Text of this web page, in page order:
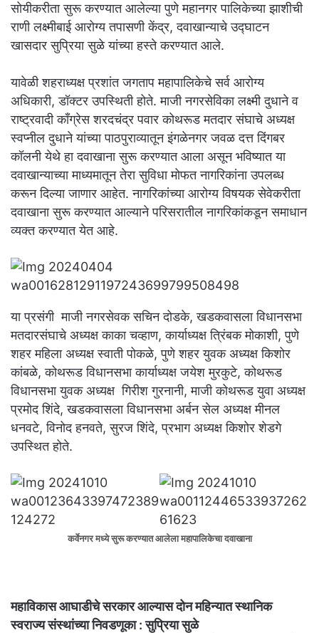
सोयीकरीता सुरू करण्यात आलेल्या पुणे महानगर पालिकेच्या झाशीची
राणी लक्ष्मीबाई आरोग्य तपासणी केंद्र, दवाखान्याचे उद्घाटन
खासदार सुप्रिया सुळे यांच्या हस्ते करण्यात आले.
यावेळी शहराध्यक्ष प्रशांत जगताप महापालिकेचे सर्व आरोग्य
अधिकारी, डॉक्टर उपस्थिती होते. माजी नगरसेविका लक्ष्मी दुधाने व
राष्ट्रवादी काँग्रेस शरदचंद्र पवार कोथरूड मतदार संघाचे अध्यक्ष
स्वप्नील दुधाने यांच्या पाठपुराव्यातून इंगळेनगर जवळ दत्त दिंगबर
कॉलनी येथे हा दवाखाना सुरू करण्यात आला असून भविष्यात या
दवाखान्याच्या माध्यमातून तेरा सुविधा मोफत नागरिकांना उपलब्ध
करून दिल्या जाणार आहेत. नागरिकांच्या आरोग्य विषयक सेवेकरीता
दवाखाना सुरू करण्यात आल्याने परिसरातील नागरिकांकडून समाधान
व्यक्त करण्यात येत आहे.
या प्रसंगी माजी नगरसेवक सचिन दोडके, खडकवासला विधानसभा
मतदारसंघाचे अध्यक्ष काका चव्हाण, कार्याध्यक्ष त्रिंबक मोकाशी, पुणे
शहर महिला अध्यक्ष स्वाती पोकळे, पुणे शहर युवक अध्यक्ष किशोर
कांबळे, कोथरूड विधानसभा कार्याध्यक्ष जयेश मुरकुटे, कोथरूड
विधानसभा युवक अध्यक्ष गिरीश गुरनानी, माजी कोथरूड युवा अध्यक्ष
प्रमोद शिंदे, खडकवासला विधानसभा अर्बन सेल अध्यक्ष मीनल
धनवटे, विनोद हनवते, सुरज शिंदे, प्रभाग अध्यक्ष किशोर शेडगे
उपस्थित होते.
कर्वेनगर मध्ये सुरू करण्यात आलेला महापालिकेचा दवाखाना
महाविकास आघाडीचे सरकार आल्यास दोन महिन्यात स्थानिक
स्वराज्य संस्थांच्या निवडणूका : सुप्रिया सुळे